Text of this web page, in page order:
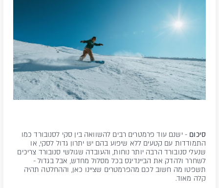
סיכום - ישנם עוד פרמטרים רבים להשוואה בין סקי לסנובורד כמו
התמודדות עם קטעים ללא שיפוע בהם יש יתרון גדול לסקי, או
שנעלי סנובורד הרבה יותר נוחות, והעובדה שגולשי סנובורד צריכים
לשחרר ולהדק את הביינדיגס בכל מסלול מחדש, אבל בגדול -
תשפטו מה חשוב לכם מהפרמטרים שציינו כאן, וההחלטה תהיה
קלה מאוד.